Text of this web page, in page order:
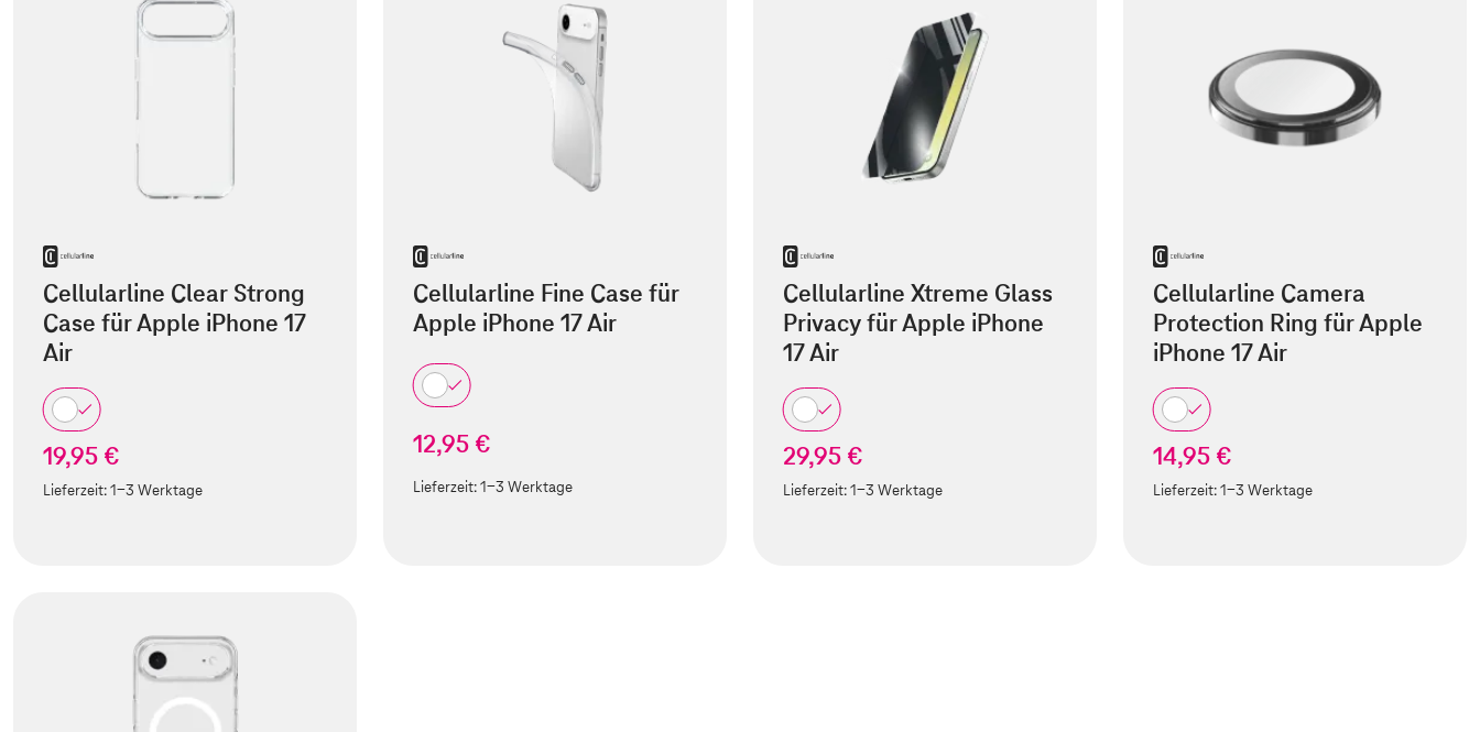
Cellularline Clear Strong
Case für Apple iPhone 17
Air
19,95 €
Lieferzeit:1-3 Werktage
Cellularline Fine Case für
Apple iPhone 17 Air
12,95 €
Lieferzeit:1-3 Werktage
Cellularline Xtreme Glass
Privacy für Apple iPhone
17 Air
29,95 €
Lieferzeit:1-3 Werktage
Cellularline Camera
Protection Ring für Apple
iPhone 17 Air
14,95 €
Lieferzeit:1-3 Werktage